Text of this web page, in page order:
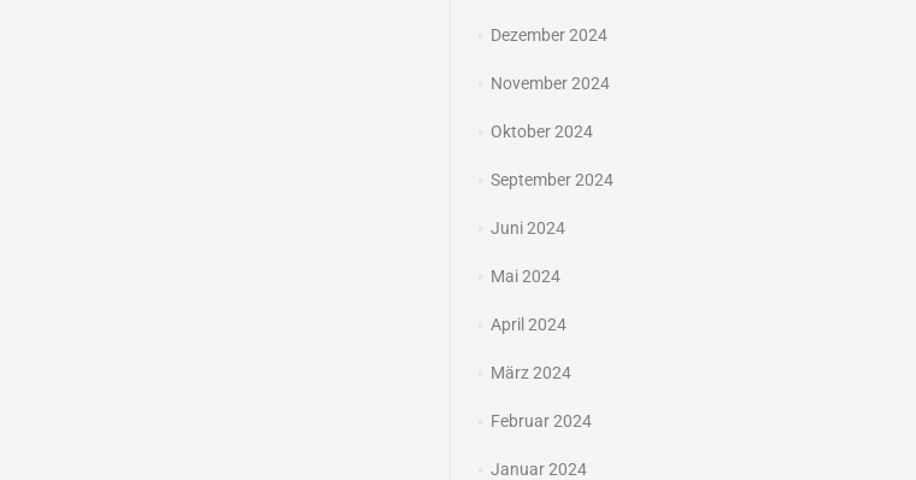
Dezember 2024
November 2024
Oktober 2024
September 2024
Juni 2024
Mai 2024
April 2024
März 2024
Februar 2024
Januar 2024